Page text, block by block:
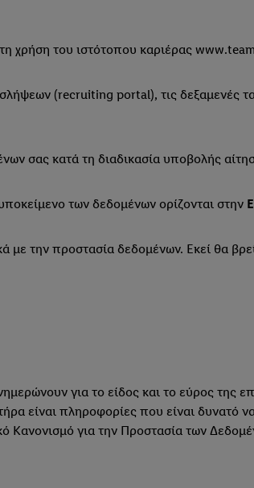
χρήση του ιστότοπου καριέρας
(recruiting portal), τις δεξαμενές
σας κατά τη διαδικασία υποβολής
των δεδομένων ορίζονται στην
με την προστασία δεδομένων. Εκεί θα
για το είδος και το εύρος
είναι πληροφορίες που είναι δυνατό
Κανονισμό για την Προστασία των